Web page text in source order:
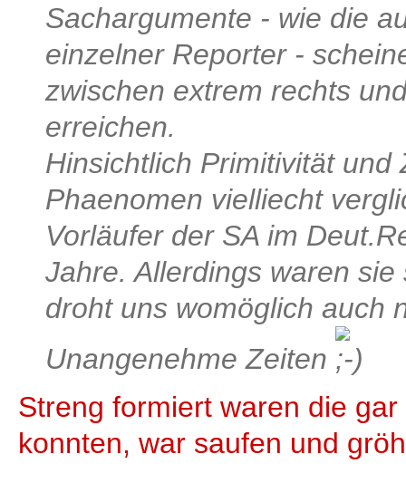
Sachargumente - wie die
einzelner Reporter -
zwischen extrem rechts
erreichen.
Hinsichtlich Primitivität
Phaenomen vielliecht
Vorläufer der SA im
Jahre. Allerdings waren
droht uns womöglich auch
Unangenehme Zeiten
Streng formiert waren die
konnten, war saufen und